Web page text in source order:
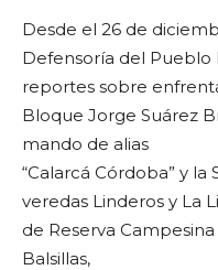
Desde el 26 de
Defensoría del Pueblo
reportes sobre
Bloque Jorge Suárez
mando de alias
“Calarcá Córdoba” y
veredas Linderos y La
de Reserva
Balsillas,